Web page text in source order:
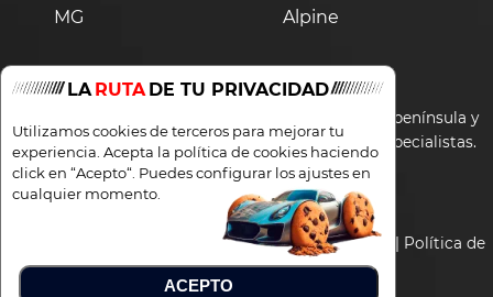
MG
Alpine
Los precios de la web son solamente válidos para península y
Baleares. Para Canarias consultar con nuestros especialistas.
© 2020 - 2026 Total Renting
Aviso legal y Privacidad
Política de
cookies|Términos
LA RUTA DE TU PRIVACIDAD
Utilizamos cookies de terceros para mejorar tu
experiencia. Acepta la política de cookies haciendo
click en “Acepto“. Puedes configurar los ajustes en
cualquier momento.
ACEPTO